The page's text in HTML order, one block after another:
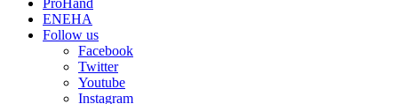
ProHand
ENEHA
Follow us
Facebook
Twitter
Youtube
Instagram